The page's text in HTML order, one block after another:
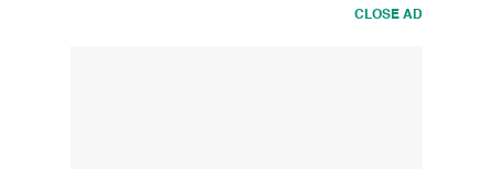
CLOSE AD